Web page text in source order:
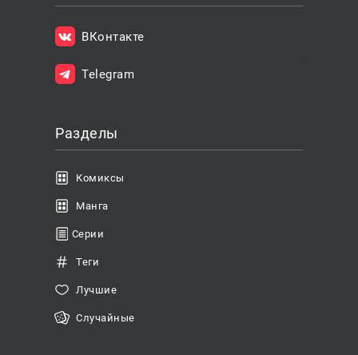
ВКонтакте
Telegram
Разделы
Комиксы
Манга
Серии
Теги
Лучшие
Случайные